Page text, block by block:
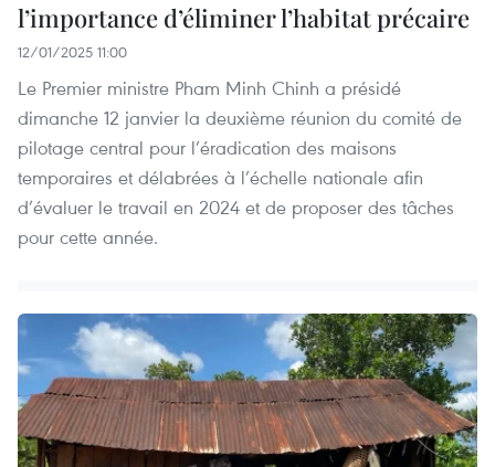
l’importance d’éliminer l’habitat précaire
12/01/2025 11:00
Le Premier ministre Pham Minh Chinh a présidé
dimanche 12 janvier la deuxième réunion du comité de
pilotage central pour l’éradication des maisons
temporaires et délabrées à l’échelle nationale afin
d’évaluer le travail en 2024 et de proposer des tâches
pour cette année.